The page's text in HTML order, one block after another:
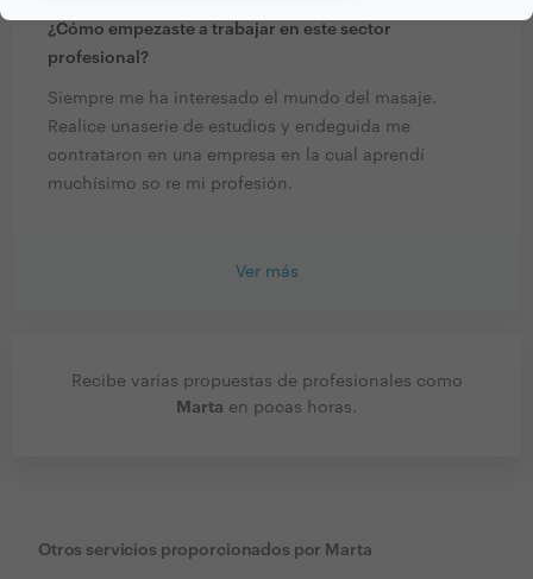
¿Cómo empezaste a trabajar en este sector
profesional?
Siempre me ha interesado el mundo del masaje.
Realice unaserie de estudios y endeguida me
contrataron en una empresa en la cual aprendí
muchísimo so re mi profesión.
Ver más
Recibe varias propuestas de profesionales como
Marta en pocas horas.
Otros servicios proporcionados por Marta